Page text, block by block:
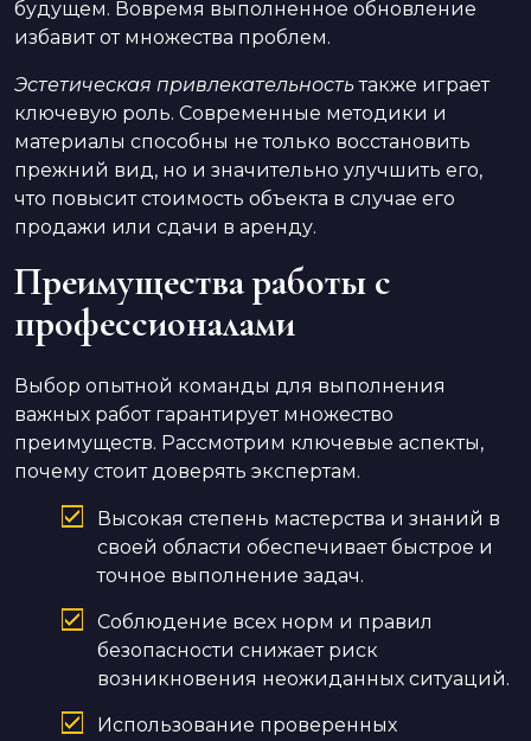
будущем. Вовремя выполненное обновление
избавит от множества проблем.
Эстетическая привлекательностьтакже играет
ключевую роль. Современные методики и
материалы способны не только восстановить
прежний вид, но и значительно улучшить его,
что повысит стоимость объекта в случае его
продажи или сдачи в аренду.
Преимущества работы с
профессионалами
Выбор опытной команды для выполнения
важных работ гарантирует множество
преимуществ. Рассмотрим ключевые аспекты,
почему стоит доверять экспертам.
Высокая степень мастерства и знаний в
своей области обеспечивает быстрое и
точное выполнение задач.
Соблюдение всех норм и правил
безопасности снижает риск
возникновения неожиданных ситуаций.
Использование проверенных